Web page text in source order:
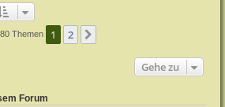
80 Themen 1 2
Gehe zu
Forum